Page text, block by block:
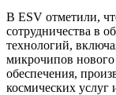
В ESV отметили,
сотрудничества в
технологий,
микрочипов
обеспечения,
космических услуг